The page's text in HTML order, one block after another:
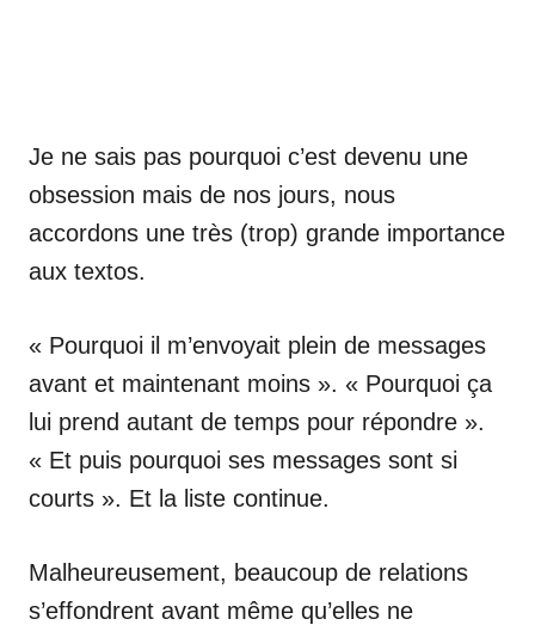
Je ne sais pas pourquoi c’est devenu une
obsession mais de nos jours, nous
accordons une très (trop) grande importance
aux textos.
« Pourquoi il m’envoyait plein de messages
avant et maintenant moins ». « Pourquoi ça
lui prend autant de temps pour répondre ».
« Et puis pourquoi ses messages sont si
courts ». Et la liste continue.
Malheureusement, beaucoup de relations
s’effondrent avant même qu’elles ne